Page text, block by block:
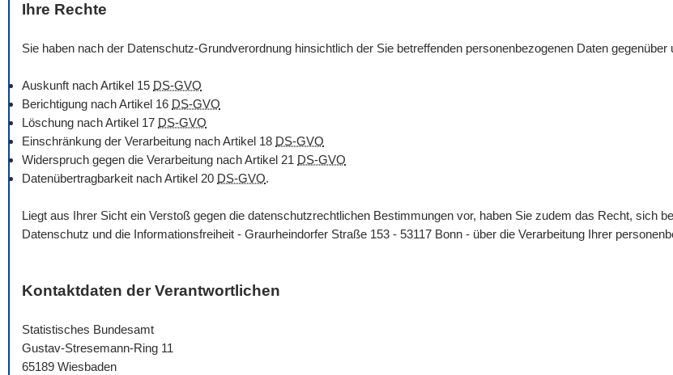
Ihre Rechte
Sie haben nach der Datenschutz-Grundverordnung hinsichtlich der Sie betreffenden personenbezogenen Daten
Auskunft nach Artikel 15 DS-GVO
Berichtigung nach Artikel 16 DS-GVO
Löschung nach Artikel 17 DS-GVO
Einschränkung der Verarbeitung nach Artikel 18 DS-GVO
Widerspruch gegen die Verarbeitung nach Artikel 21 DS-GVO
Datenübertragbarkeit nach Artikel 20 DS-GVO.
Liegt aus Ihrer Sicht ein Verstoß gegen die datenschutzrechtlichen Bestimmungen vor, haben Sie zudem das Recht, sich
Datenschutz und die Informationsfreiheit - Graurheindorfer Straße 153 - 53117 Bonn - über die Verarbeitung Ihrer
Kontaktdaten der Verantwortlichen
Statistisches Bundesamt
Gustav-Stresemann-Ring 11
65189 Wiesbaden